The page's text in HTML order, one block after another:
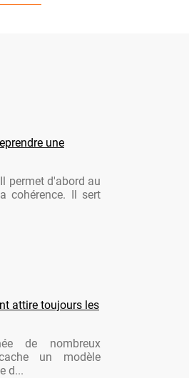
une
permet d'abord au
cohérence. Il sert
attire toujours les
de nombreux
un modèle
d...